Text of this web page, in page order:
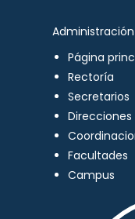
Página
Rectoría
Secretarios
Direcciones
Facultades
Campus